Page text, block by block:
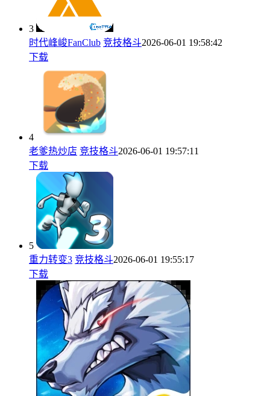
3
时代峰峻FanClub 竞技格斗2026-06-01 19:58:42
下载
4
老爹热炒店 竞技格斗2026-06-01 19:57:11
下载
5
重力转变3 竞技格斗2026-06-01 19:55:17
下载